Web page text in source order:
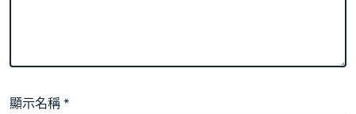
顯示名稱*